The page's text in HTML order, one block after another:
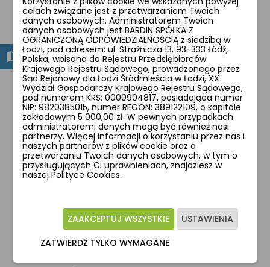
Piasty:
SHIMANO QC300 / 32H
Obręcze:
JHT / DISC / ZAKUWKI / CZARNE
Szprychy:
SAPIM LEADER / NIERDZEWNE
SCHWALBE RAPID ROB / 27.5x2.25
Dętka:
celach związane jest z przetwarzaniem Twoich
danych osobowych. Administratorem Twoich
danych osobowych jest BARDIN SPÓŁKA Z
OGRANICZONĄ ODPOWIEDZIALNOŚCIĄ z siedzibą w
Łodzi, pod adresem: ul. Strażnicza 13, 93-333 Łódź,
Polska, wpisana do Rejestru Przedsiębiorców
Krajowego Rejestru Sądowego, prowadzonego przez
Sąd Rejonowy dla Łodzi Śródmieścia w Łodzi, XX
Wydział Gospodarczy Krajowego Rejestru Sądowego,
pod numerem KRS: 0000904817, posiadająca numer
NIP: 9820385015, numer REGON: 389122109, o kapitale
zakładowym 5 000,00 zł. W pewnych przypadkach
administratorami danych mogą być również nasi
partnerzy. Więcej informacji o korzystaniu przez nas i
naszych partnerów z plików cookie oraz o
przetwarzaniu Twoich danych osobowych, w tym o
przysługujących Ci uprawnieniach, znajdziesz w
naszej Polityce Cookies.
USTAWIENIA
ZAAKCEPTUJ WSZYSTKIE
ZATWIERDŹ TYLKO WYMAGANE